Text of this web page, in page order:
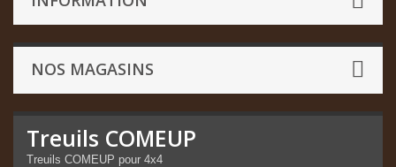
NOS MAGASINS
Treuils COMEUP
Treuils COMEUP pour 4x4